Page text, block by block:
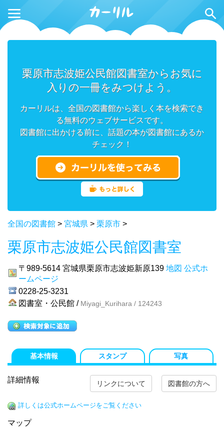
栗原市志波姫公民館図書室からお気に
入りの一冊をみつけよう。
カーリルは、全国の図書館から楽しく本を検索でき
る無料のウェブサービスです。
図書館に出かける前に、話題の本が図書館にあるか
チェック！
全国の図書館 > 宮城県 > 栗原市 >
栗原市志波姫公民館図書室
〒989-5614 宮城県栗原市志波姫新原139 地図 公式ホ
ームページ
0228-25-3231
図書室・公民館 / Miyagi_Kurihara / 124243
基本情報 スタンプ 写真
リンクについて 図書館の方へ
詳細情報
詳しくは公式ホームページをご覧ください
マップ